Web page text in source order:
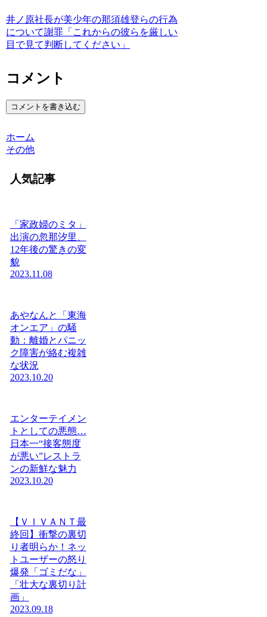
井ノ原社長が美少年の那須雄登らの行為
について謝罪「これからの彼らを厳しい
目で見て判断してください」
コメント
コメントを書き込む
ホーム
その他
人気記事
「家政婦のミタ」
出演の忽那汐里、
12年後の驚きの変
貌
2023.11.08
あやなんと「東海
オンエア」の騒
動：離婚とパニッ
ク障害が絡む複雑
な状況
2023.10.20
エンターテイメン
トとしての悪態…
日本一“接客態度
が悪い”レストラ
ンの新鮮な魅力
2023.10.20
【ＶＩＶＡＮＴ最
終回】衝撃の裏切
り者明らか！ネッ
トユーザーの怒り
爆発「ゴミだな」
「壮大な裏切り計
画」
2023.09.18